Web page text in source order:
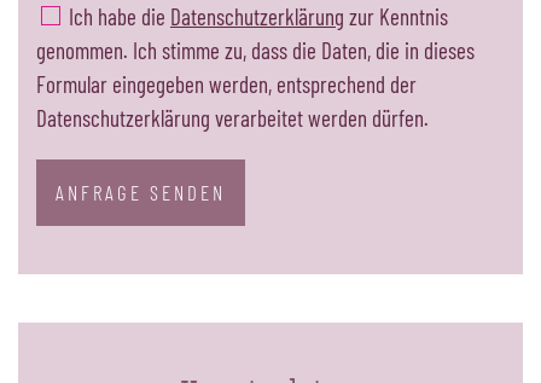
Ich habe die Datenschutzerklärung zur Kenntnis
genommen. Ich stimme zu, dass die Daten, die in dieses
Formular eingegeben werden, entsprechend der
Datenschutzerklärung verarbeitet werden dürfen.
ANFRAGE SENDEN